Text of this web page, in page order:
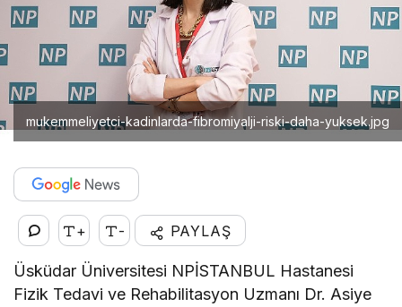
mukemmeliyetci-kadinlarda-fibromiyalji-riski-daha-yuksek.jpg
+ - PAYLAŞ
Üsküdar Üniversitesi NPİSTANBUL Hastanesi
Fizik Tedavi ve Rehabilitasyon Uzmanı Dr. Asiye